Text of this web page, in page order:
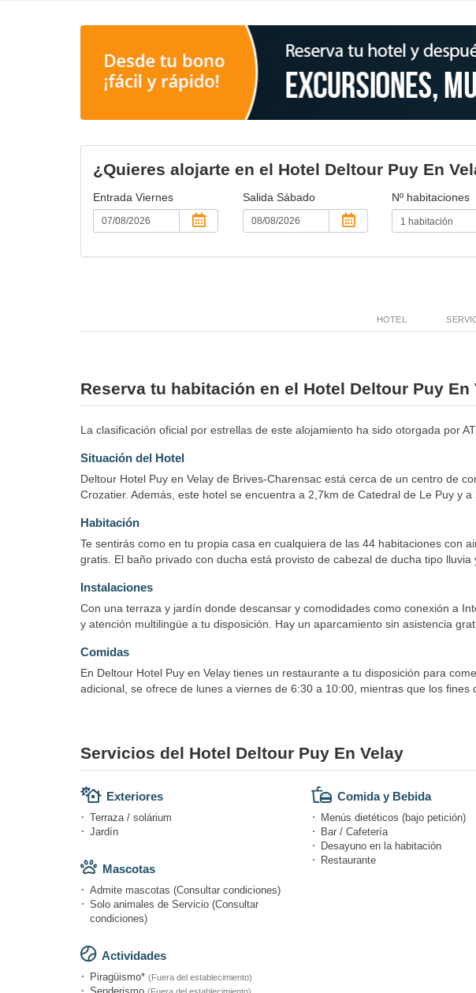
¿Quieres alojarte en el Hotel Deltour Puy En
Entrada Viernes Salida Sábado Nº habitaciones
HOTEL
Reserva tu habitación en el Hotel Deltour Puy En
La clasificación oficial por estrellas de este alojamiento ha sido otorgada por
Situación del Hotel
Deltour Hotel Puy en Velay de Brives-Charensac está cerca de un centro de
Crozatier. Además, este hotel se encuentra a 2,7km de Catedral de Le Puy y
Habitación
Te sentirás como en tu propia casa en cualquiera de las 44 habitaciones con
gratis. El baño privado con ducha está provisto de cabezal de ducha tipo
Instalaciones
Con una terraza y jardín donde descansar y comodidades como conexión a
y atención multilingüe a tu disposición. Hay un aparcamiento sin asistencia
Comidas
En Deltour Hotel Puy en Velay tienes un restaurante a tu disposición para
adicional, se ofrece de lunes a viernes de 6:30 a 10:00, mientras que los fines
Servicios del Hotel Deltour Puy En Velay
Exteriores
Terraza / solárium
Jardín
Mascotas
Admite mascotas (Consultar condiciones)
Solo animales de Servicio (Consultar
condiciones)
Actividades
Piragüismo* (Fuera del establecimiento)
Comida y Bebida
Menús dietéticos (bajo petición)
Bar / Cafetería
Desayuno en la habitación
Restaurante